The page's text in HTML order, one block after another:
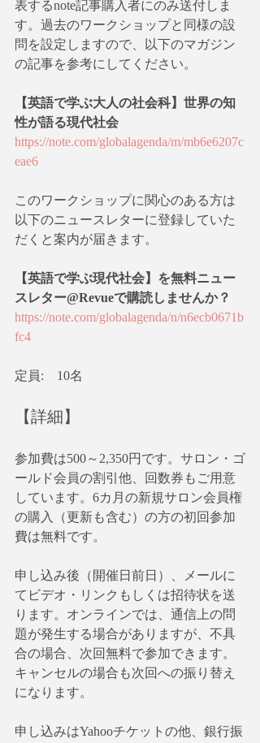
表するnote記事購入者にのみ送付しま
す。過去のワークショップと同様の設
問を設定しますので、以下のマガジン
の記事を参考にしてください。
【英語で学ぶ大人の社会科】世界の知
性が語る現代社会
https://note.com/globalagenda/m/mb6e6207c
eae6
このワークショップに関心のある方は
以下のニュースレターに登録していた
だくと案内が届きます。
【英語で学ぶ現代社会】を無料ニュー
スレター@Revueで購読しませんか？
https://note.com/globalagenda/n/n6ecb0671b
fc4
定員:　10名
【詳細】
参加費は500～2,350円です。サロン・ゴ
ールド会員の割引他、回数券もご用意
しています。6カ月の新規サロン会員権
の購入（更新も含む）の方の初回参加
費は無料です。
申し込み後（開催日前日）、メールに
てビデオ・リンクもしくは招待状を送
ります。オンラインでは、通信上の問
題が発生する場合がありますが、不具
合の場合、次回無料で参加できます。
キャンセルの場合も次回への振り替え
になります。
申し込みはYahooチケットの他、銀行振